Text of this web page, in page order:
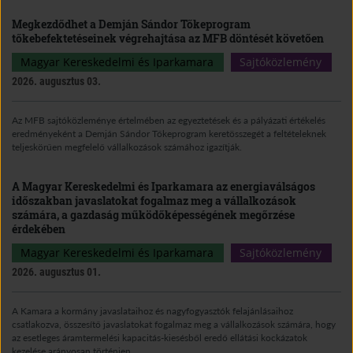
Megkezdődhet a Demján Sándor Tőkeprogram
tőkebefektetéseinek végrehajtása az MFB döntését követően
Magyar Kereskedelmi és Iparkamara
Sajtóközlemény
2026. augusztus 03.
Az MFB sajtóközleménye értelmében az egyeztetések és a pályázati értékelés
eredményeként a Demján Sándor Tőkeprogram keretösszegét a feltételeknek
teljeskörűen megfelelő vállalkozások számához igazítják.
A Magyar Kereskedelmi és Iparkamara az energiaválságos
időszakban javaslatokat fogalmaz meg a vállalkozások
számára, a gazdaság működőképességének megőrzése
érdekében
Magyar Kereskedelmi és Iparkamara
Sajtóközlemény
2026. augusztus 01.
A Kamara a kormány javaslataihoz és nagyfogyasztók felajánlásaihoz
csatlakozva, összesítő javaslatokat fogalmaz meg a vállalkozások számára, hogy
az esetleges áramtermelési kapacitás-kiesésből eredő ellátási kockázatok